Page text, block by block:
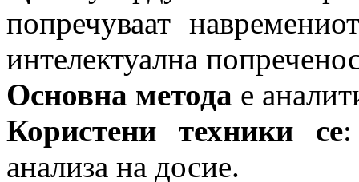
попречуваат
интелектуална
Основна метода е
Користени техники се
анализа на досие.